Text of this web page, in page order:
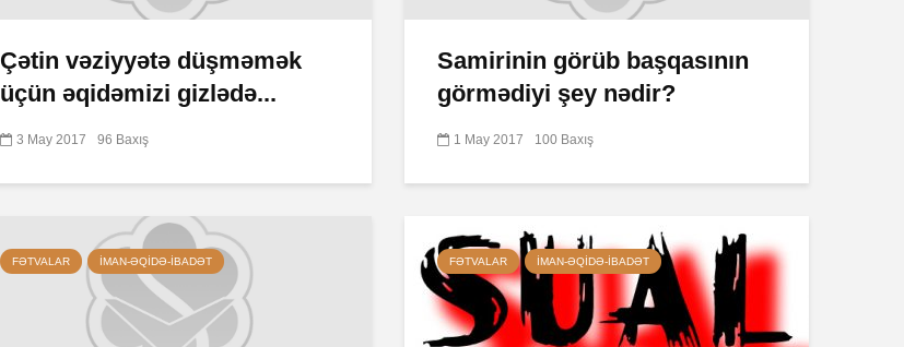
Çətin vəziyyətə düşməmək
üçün əqidəmizi gizlədə...
3 May 2017 96 Baxış
Samirinin görüb başqasının
görmədiyi şey nədir?
1 May 2017 100 Baxış
FƏTVALAR İMAN-ƏQIDƏ-IBADƏT FƏTVALAR İMAN-ƏQIDƏ-IBADƏT